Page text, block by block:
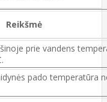
Reikšmė
prie vandens
pado temperatūra